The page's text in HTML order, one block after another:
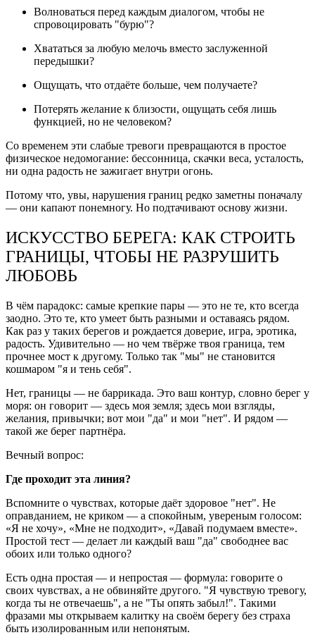
Волноваться перед каждым диалогом, чтобы не
спровоцировать "бурю"?
Хвататься за любую мелочь вместо заслуженной
передышки?
Ощущать, что отдаёте больше, чем получаете?
Потерять желание к близости, ощущать себя лишь
функцией, но не человеком?
Со временем эти слабые тревоги превращаются в простое
физическое недомогание: бессонница, скачки веса, усталость,
ни одна радость не зажигает внутри огонь.
Потому что, увы, нарушения границ редко заметны поначалу
— они капают понемногу. Но подтачивают основу жизни.
ИСКУССТВО БЕРЕГА: КАК СТРОИТЬ
ГРАНИЦЫ, ЧТОБЫ НЕ РАЗРУШИТЬ
ЛЮБОВЬ
В чём парадокс: самые крепкие пары — это не те, кто всегда
заодно. Это те, кто умеет быть разными и оставаясь рядом.
Как раз у таких берегов и рождается доверие, игра, эротика,
радость. Удивительно — но чем твёрже твоя граница, тем
прочнее мост к другому. Только так "мы" не становится
кошмаром "я и тень себя".
Нет, границы — не баррикада. Это ваш контур, словно берег у
моря: он говорит — здесь моя земля; здесь мои взгляды,
желания, привычки; вот мои "да" и мои "нет". И рядом —
такой же берег партнёра.
Вечный вопрос:
Где проходит эта линия?
Вспомните о чувствах, которые даёт здоровое "нет". Не
оправданием, не криком — а спокойным, увереным голосом:
«Я не хочу», «Мне не подходит», «Давай подумаем вместе».
Простой тест — делает ли каждый ваш "да" свободнее вас
обоих или только одного?
Есть одна простая — и непростая — формула: говорите о
своих чувствах, а не обвиняйте другого. "Я чувствую тревогу,
когда ты не отвечаешь", а не "Ты опять забыл!". Такими
фразами мы открываем калитку на своём берегу без страха
быть изолированным или непонятым.